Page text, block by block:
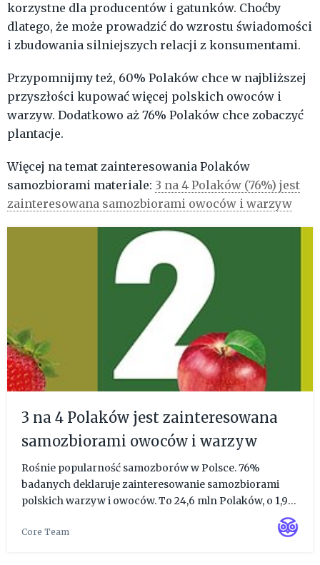
korzystne dla producentów i gatunków. Choćby
dlatego, że może prowadzić do wzrostu świadomości
i zbudowania silniejszych relacji z konsumentami.
Przypomnijmy też, 60% Polaków chce w najbliższej
przyszłości kupować więcej polskich owoców i
warzyw. Dodatkowo aż 76% Polaków chce zobaczyć
plantacje.
Więcej na temat zainteresowania Polaków
samozbiorami materiale: 3 na 4 Polaków (76%) jest
zainteresowana samozbiorami owoców i warzyw
3 na 4 Polaków jest zainteresowana
samozbiorami owoców i warzyw
Rośnie popularność samozborów w Polsce. 76%
badanych deklaruje zainteresowanie samozbiorami
polskich warzyw i owoców. To 24,6 mln Polaków, o 1,9
najbardziej chcielibyśmy zbierać samemu są truskawki
Core Team